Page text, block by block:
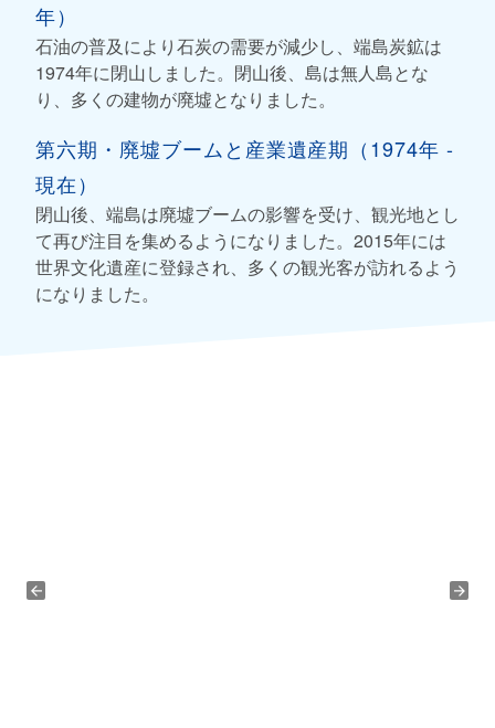
年）
石油の普及により石炭の需要が減少し、端島炭鉱は
1974年に閉山しました。閉山後、島は無人島とな
り、多くの建物が廃墟となりました。
第六期・廃墟ブームと産業遺産期（1974年 -
現在）
閉山後、端島は廃墟ブームの影響を受け、観光地とし
て再び注目を集めるようになりました。2015年には
世界文化遺産に登録され、多くの観光客が訪れるよう
になりました。